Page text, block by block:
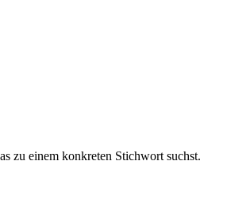
zu einem konkreten Stichwort suchst.